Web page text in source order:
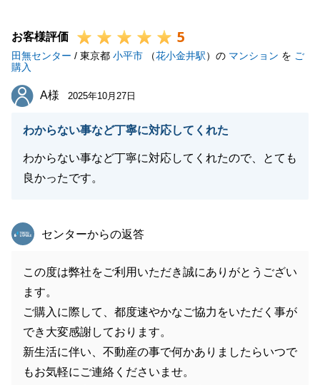
お客様評価 5
田無センター / 東京都 小平市 （花小金井駅）の マンション を ご
購入
A様
A様 2025年10月27日
わからない事など丁寧に対応してくれた
わからない事など丁寧に対応してくれたので、とても
良かったです。
東急リバブル
センターからの返答
この度は弊社をご利用いただき誠にありがとうござい
ます。
ご購入に際して、都度速やかなご協力をいただく事が
でき大変感謝しております。
新生活に伴い、不動産の事で何かありましたらいつで
もお気軽にご連絡くださいませ。